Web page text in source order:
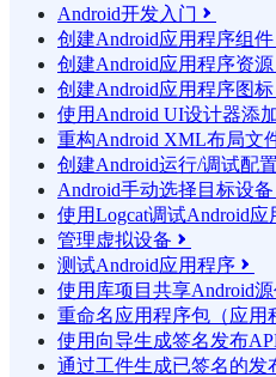
Android开发入门 
创建Android应用程序组件
创建Android应用程序资源
创建Android应用程序图标
使用Android UI设计器添
重构Android XML布局文
创建Android运行/调试配置
Android手动选择目标设备
使用Logcat调试Android应
管理虚拟设备 
测试Android应用程序 
使用库项目共享Android
重命名应用程序包（应用
使用向导生成签名发布
通过工件生成已签名的发